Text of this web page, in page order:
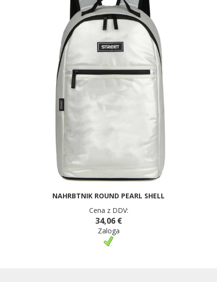
NAHRBTNIK ROUND PEARL SHELL
Cena z DDV:
34,06 €
Zaloga